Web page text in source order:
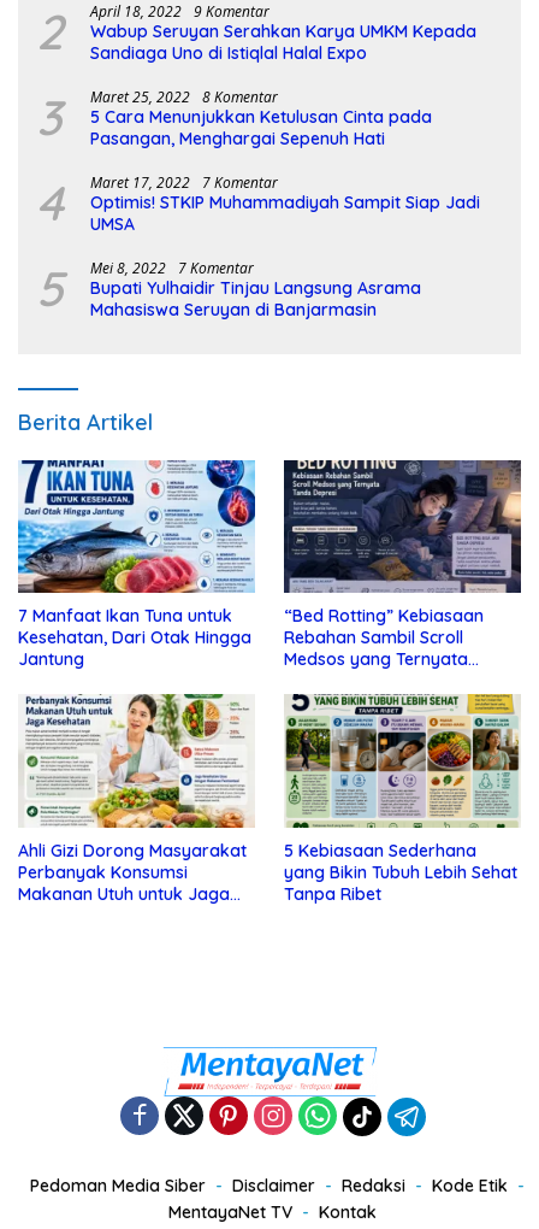
2 April 18, 2022 9 Komentar
Wabup Seruyan Serahkan Karya UMKM Kepada
Sandiaga Uno di Istiqlal Halal Expo
3 Maret 25, 2022 8 Komentar
5 Cara Menunjukkan Ketulusan Cinta pada
Pasangan, Menghargai Sepenuh Hati
4 Maret 17, 2022 7 Komentar
Optimis! STKIP Muhammadiyah Sampit Siap Jadi
UMSA
5 Mei 8, 2022 7 Komentar
Bupati Yulhaidir Tinjau Langsung Asrama
Mahasiswa Seruyan di Banjarmasin
Berita Artikel
7 Manfaat Ikan Tuna untuk
Kesehatan, Dari Otak Hingga
Jantung
“Bed Rotting” Kebiasaan
Rebahan Sambil Scroll
Medsos yang Ternyata
Ahli Gizi Dorong Masyarakat
Perbanyak Konsumsi
Makanan Utuh untuk Jaga
5 Kebiasaan Sederhana
yang Bikin Tubuh Lebih Sehat
Tanpa Ribet
Pedoman Media Siber Disclaimer Redaksi
Kode Etik
MentayaNet TV
Kontak